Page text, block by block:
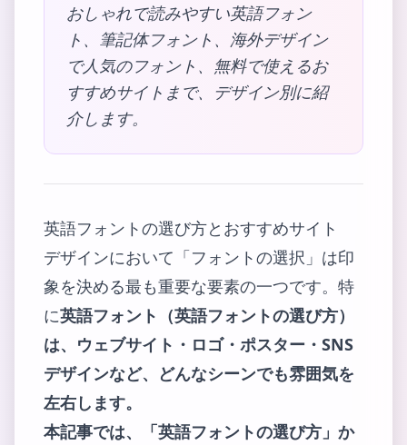
おしゃれで読みやすい英語フォン
ト、筆記体フォント、海外デザイン
で人気のフォント、無料で使えるお
すすめサイトまで、デザイン別に紹
介します。
英語フォントの選び方とおすすめサイト
デザインにおいて「フォントの選択」は印
象を決める最も重要な要素の一つです。特
に英語フォント（英語フォントの選び方）
は、ウェブサイト・ロゴ・ポスター・SNS
デザインなど、どんなシーンでも雰囲気を
左右します。
本記事では、「英語フォントの選び方」か